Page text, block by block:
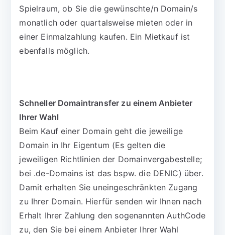
Spielraum, ob Sie die gewünschte/n Domain/s
monatlich oder quartalsweise mieten oder in
einer Einmalzahlung kaufen. Ein Mietkauf ist
ebenfalls möglich.
Schneller Domaintransfer zu einem Anbieter
Ihrer Wahl
Beim Kauf einer Domain geht die jeweilige
Domain in Ihr Eigentum (Es gelten die
jeweiligen Richtlinien der Domainvergabestelle;
bei .de-Domains ist das bspw. die DENIC) über.
Damit erhalten Sie uneingeschränkten Zugang
zu Ihrer Domain. Hierfür senden wir Ihnen nach
Erhalt Ihrer Zahlung den sogenannten AuthCode
zu, den Sie bei einem Anbieter Ihrer Wahl